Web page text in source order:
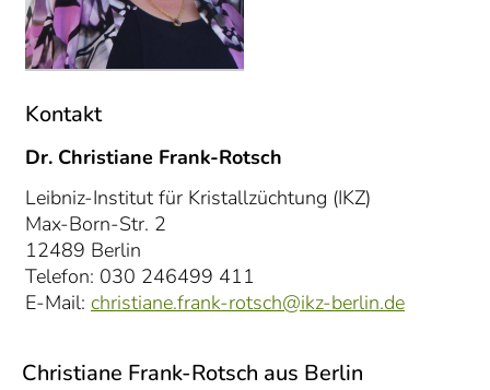
Kontakt
Dr. Christiane Frank-Rotsch
Leibniz-Institut für Kristallzüchtung (IKZ)
Max-Born-Str. 2
12489 Berlin
Telefon: 030 246499 411
E-Mail: christiane.frank-rotsch@ikz-berlin.de
Christiane Frank-Rotsch aus Berlin